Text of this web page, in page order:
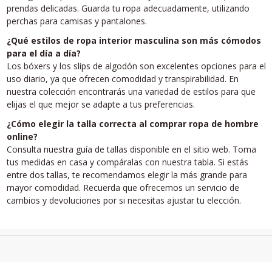
prendas delicadas. Guarda tu ropa adecuadamente, utilizando
perchas para camisas y pantalones.
¿Qué estilos de ropa interior masculina son más cómodos
para el día a día?
Los bóxers y los slips de algodón son excelentes opciones para el
uso diario, ya que ofrecen comodidad y transpirabilidad. En
nuestra colección encontrarás una variedad de estilos para que
elijas el que mejor se adapte a tus preferencias.
¿Cómo elegir la talla correcta al comprar ropa de hombre
online?
Consulta nuestra guía de tallas disponible en el sitio web. Toma
tus medidas en casa y compáralas con nuestra tabla. Si estás
entre dos tallas, te recomendamos elegir la más grande para
mayor comodidad. Recuerda que ofrecemos un servicio de
cambios y devoluciones por si necesitas ajustar tu elección.